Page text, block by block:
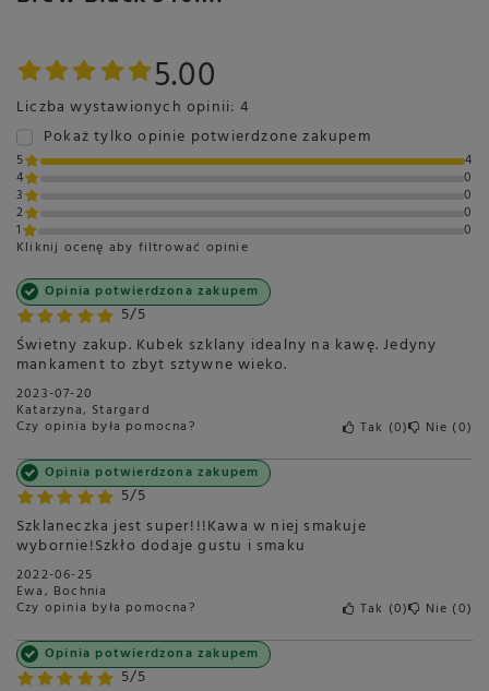
5.00
Liczba wystawionych opinii: 4
Pokaż tylko opinie potwierdzone zakupem
5
4
4
0
3
0
2
0
1
0
Kliknij ocenę aby filtrować opinie
5/5
Opinia potwierdzona zakupem
Świetny zakup. Kubek szklany idealny na kawę. Jedyny
mankament to zbyt sztywne wieko.
2023-07-20
Katarzyna, Stargard
Czy opinia była pomocna? Tak 0 Nie 0
5/5
Opinia potwierdzona zakupem
Szklaneczka jest super!!!Kawa w niej smakuje
wybornie!Szkło dodaje gustu i smaku
2022-06-25
Ewa, Bochnia
Czy opinia była pomocna? Tak 0 Nie 0
5/5
Opinia potwierdzona zakupem